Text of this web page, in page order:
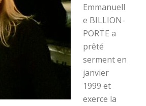
Emmanuell
e BILLION-
PORTE a
prêté
serment en
janvier
1999 et
exerce la